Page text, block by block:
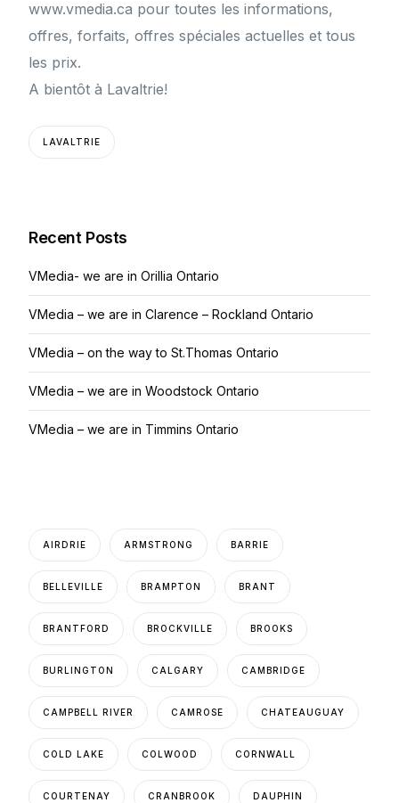
www.vmedia.ca pour toutes les informations,
offres, forfaits, offres spéciales actuelles et tous
les prix.
A bientôt à Lavaltrie!
LAVALTRIE
Recent Posts
VMedia- we are in Orillia Ontario
VMedia – we are in Clarence – Rockland Ontario
VMedia – on the way to St.Thomas Ontario
VMedia – we are in Woodstock Ontario
VMedia – we are in Timmins Ontario
AIRDRIE ARMSTRONG BARRIE
BELLEVILLE BRAMPTON BRANT
BRANTFORD BROCKVILLE BROOKS
BURLINGTON CALGARY CAMBRIDGE
CAMPBELL RIVER CAMROSE CHATEAUGUAY
COLD LAKE COLWOOD CORNWALL
COURTENAY CRANBROOK DAUPHIN